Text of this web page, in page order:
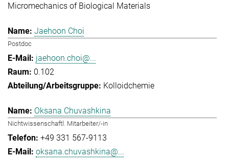
Micromechanics of Biological Materials
Jaehoon Choi
Postdoc
jaehoon.choi@...
0.102
Kolloidchemie
Oksana Chuvashkina
Nichtwissenschaftl. Mitarbeiter/-in
+49 331 567-9113
oksana.chuvashkina@...